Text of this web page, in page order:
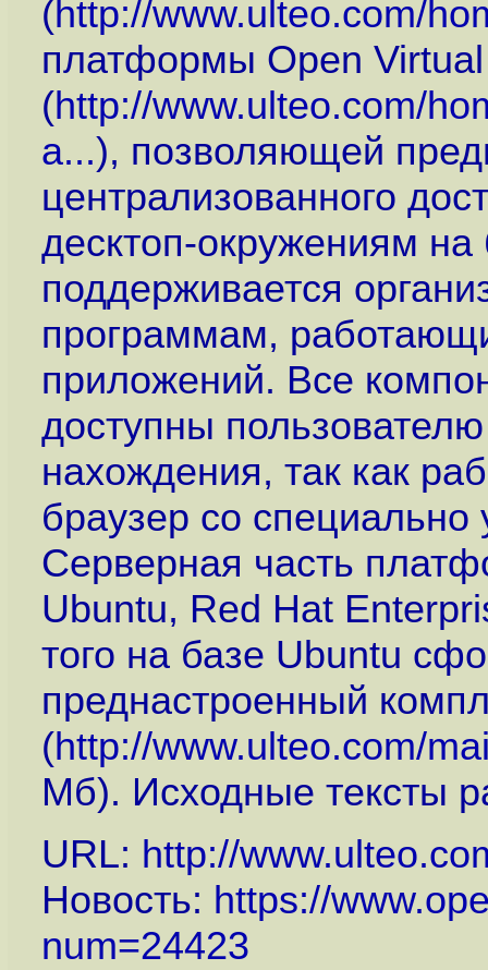
(http://www.ulteo.com/
платформы Open
(http://www.ulteo.com/
a...), позволяющей
централизованного
десктоп-окружениям
поддерживается
программам,
приложений. Все
доступны
нахождения, так как
браузер со
Серверная часть
Ubuntu, Red Hat
того на базе Ubuntu
преднастроенный
(http://www.ulteo.com/
Мб). Исходные тексты
URL: http://
Новость: https://
num=24423